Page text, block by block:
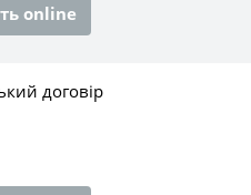
online
договір